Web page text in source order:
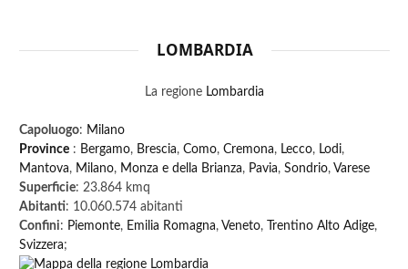
LOMBARDIA
La regione Lombardia
Capoluogo: Milano
Province : Bergamo, Brescia, Como, Cremona, Lecco, Lodi,
Mantova, Milano, Monza e della Brianza, Pavia, Sondrio, Varese
Superficie: 23.864 kmq
Abitanti: 10.060.574 abitanti
Confini: Piemonte, Emilia Romagna, Veneto, Trentino Alto Adige,
Svizzera;